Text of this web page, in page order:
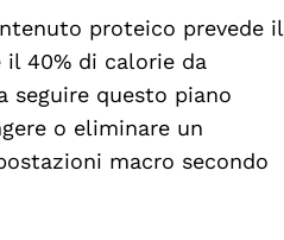
proteico prevede il
il 40% di calorie da
seguire questo piano
o eliminare un
macro secondo